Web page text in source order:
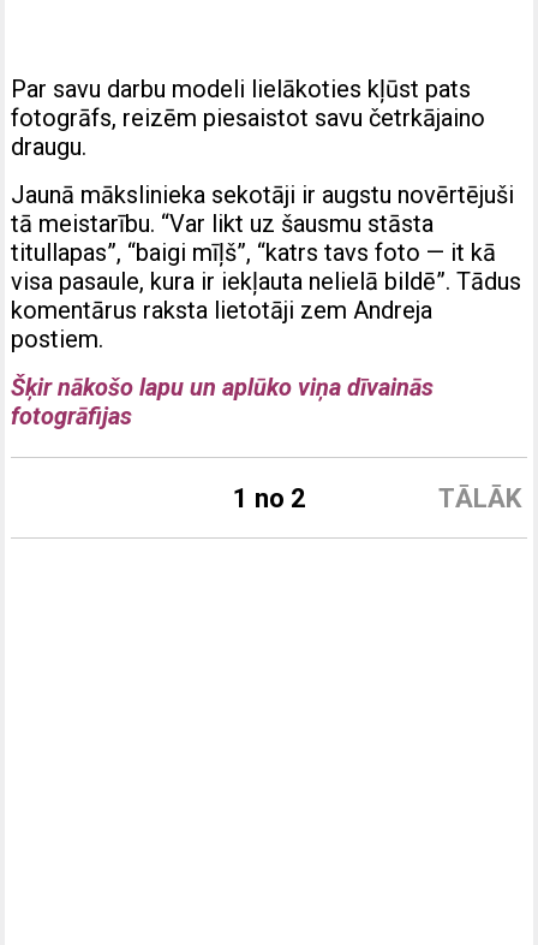
Par savu darbu modeli lielākoties kļūst pats
fotogrāfs, reizēm piesaistot savu četrkājaino
draugu.
Jaunā mākslinieka sekotāji ir augstu novērtējuši
tā meistarību. “Var likt uz šausmu stāsta
titullapas”, “baigi mīļš”, “katrs tavs foto — it kā
visa pasaule, kura ir iekļauta nelielā bildē”. Tādus
komentārus raksta lietotāji zem Andreja
postiem.
Šķir nākošo lapu un aplūko viņa dīvainās
fotogrāfijas
TĀLĀK
1 no 2